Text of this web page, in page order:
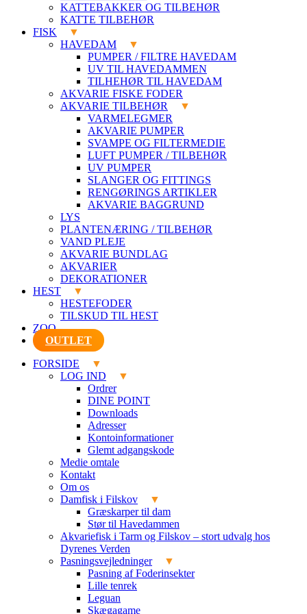
KATTEBAKKER OG TILBEHØR
KATTE TILBEHØR
FISK
HAVEDAM
PUMPER / FILTRE HAVEDAM
UV TIL HAVEDAMMEN
TILHEHØR TIL HAVEDAM
AKVARIE FISKE FODER
AKVARIE TILBEHØR
VARMELEGMER
AKVARIE PUMPER
SVAMPE OG FILTERMEDIE
LUFT PUMPER / TILBEHØR
UV PUMPER
SLANGER OG FITTINGS
RENGØRINGS ARTIKLER
AKVARIE BAGGRUND
LYS
PLANTENÆRING / TILBEHØR
VAND PLEJE
AKVARIE BUNDLAG
AKVARIER
DEKORATIONER
HEST
HESTEFODER
TILSKUD TIL HEST
ZOO
OUTLET
FORSIDE
LOG IND
Ordrer
DINE POINT
Downloads
Adresser
Kontoinformationer
Glemt adgangskode
Medie omtale
Kontakt
Om os
Damfisk i Filskov
Græskarper til dam
Stør til Havedammen
Akvariefisk i Tarm og Filskov – stort udvalg hos
Dyrenes Verden
Pasningsvejledninger
Pasning af Foderinsekter
Lille tenrek
Leguan
Skægagame